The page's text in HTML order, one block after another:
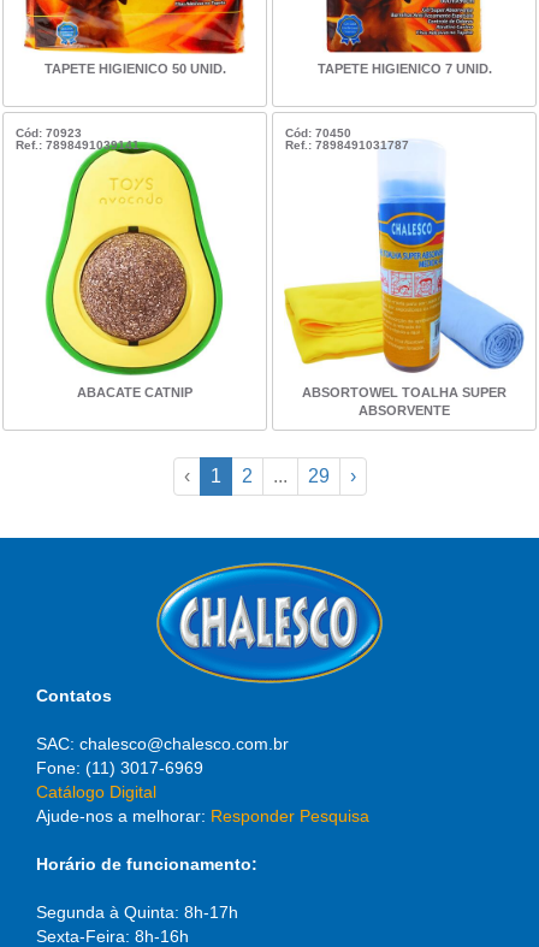
TAPETE HIGIENICO 50 UNID. TAPETE HIGIENICO 7 UNID.
Cód: 70923
Ref.: 7898491039141
ABACATE CATNIP
Cód: 70450
Ref.: 7898491031787
ABSORTOWEL TOALHA SUPER
ABSORVENTE
‹ 1 2 ... 29 ›
Contatos
SAC: chalesco@chalesco.com.br
Fone: (11) 3017-6969
Catálogo Digital
Ajude-nos a melhorar: Responder Pesquisa
Horário de funcionamento:
Segunda à Quinta: 8h-17h
Sexta-Feira: 8h-16h